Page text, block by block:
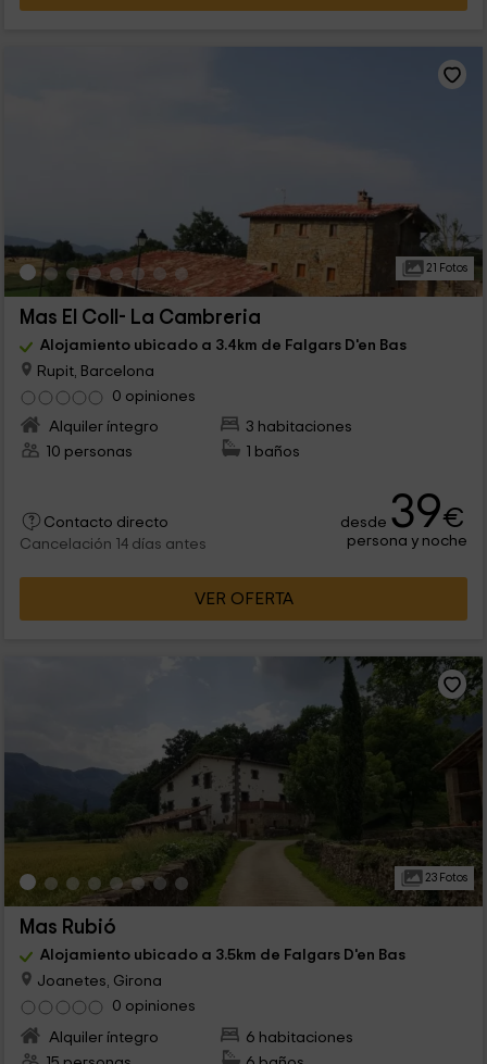
21 Fotos
Mas El Coll- La Cambreria
Alojamiento ubicado a 3.4km de Falgars D'en Bas
Rupit, Barcelona
0 opiniones
Alquiler íntegro
3 habitaciones
10 personas
1 baños
Contacto directo
Cancelación 14 días antes
desde 39€
persona y noche
VER OFERTA
23 Fotos
Mas Rubió
Alojamiento ubicado a 3.5km de Falgars D'en Bas
Joanetes, Girona
0 opiniones
Alquiler íntegro
6 habitaciones